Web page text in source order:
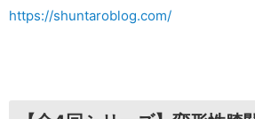
https://shuntaroblog.com/